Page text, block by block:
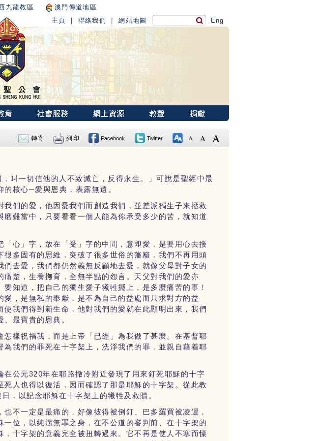
九龍教區
澳門傳道地區
主頁
聯絡我們 |網站地圖 Eng
轉寄 列印 Facebook Twitter
叫一切信他的人不致滅亡，反得永生。」可說是聖經中最
核心─愛與恩典，表露無遺。
們的愛，他因愛我們而創造我們，並差派獨生子來拯救
難當中，只要看看一個人能為你承受多少的苦，就知道
心」字，放在「受」字的中間，意即愛，是要用心去接
多固有的思維，突破了很多世俗的藩籬，我們不再用頭
去愛，我們都仍然義無反顧地去愛，就像父母對子女的
楚，生養撫育，全無半點的怨言。天父對我們的愛亦
知道，把自己的獨生愛子犧牲擺上，是多麼痛苦的事！
，是無私的奉獻，是不為自己的益處而只求對方的益
我們得到新生命，他對我們的愛就在此顯明出來，我們
最寶貴的恩典。
樣祝福我，而是上帝「已經」為我做了甚麼。在基督耶
我們的罪死在十字架上，洗淨我們的罪，並親自藉着耶
在公元320年在耶路撒冷附近發現了用來釘死耶穌的十字
人也得以復活，因而確認了那是耶穌的十字架。從此教
，以記念耶穌在十字架上的犧牲及救贖。
不一定是最痛的，好像彼得被倒釘、巴多羅買被凌遲，
位，以純潔無罪之身，在不公道的審判前、在十字架的
十字架的意義完全被扭轉過來。它不再是使人不寒而慄